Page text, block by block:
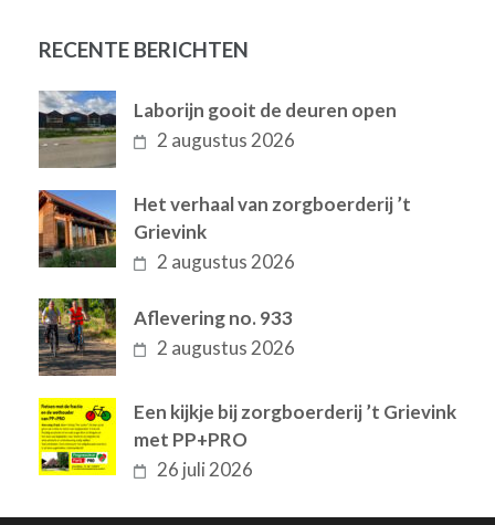
RECENTE BERICHTEN
Laborijn gooit de deuren open
2 augustus 2026
Het verhaal van zorgboerderij ’t
Grievink
2 augustus 2026
Aflevering no. 933
2 augustus 2026
Een kijkje bij zorgboerderij ’t Grievink
met PP+PRO
26 juli 2026